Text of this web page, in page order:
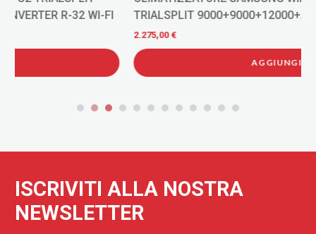
TRIALSPLIT 9000+9000+12000+AJ052TXJ INVERTER
AGGIUNGI
ISCRIVITI ALLA NOSTRA
NEWSLETTER